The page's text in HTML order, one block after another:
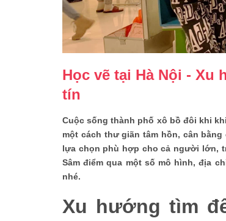
Học vẽ tại Hà Nội - Xu
tín
Cuộc sống thành phố xô bồ đôi khi
một cách thư giãn tâm hồn, cân
lựa chọn phù hợp cho cả người lớn,
Sâm điểm qua một số mô hình, địa
nhé.
Xu hướng tìm